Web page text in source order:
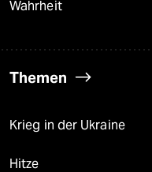
Wahrheit
Themen
Krieg in der Ukraine
Hitze